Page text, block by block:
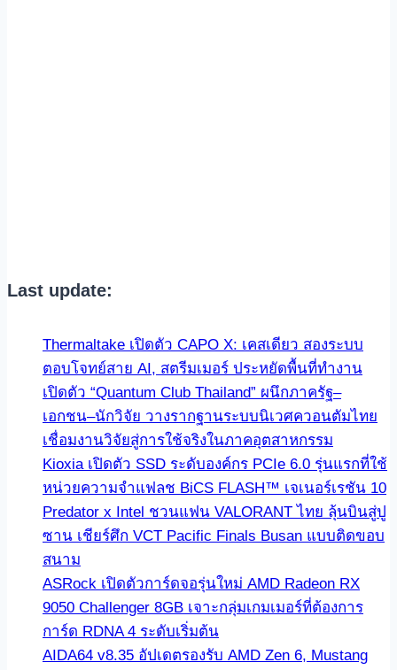
Last update:
Thermaltake เปิดตัว CAPO X: เคสเดียว สองระบบ
ตอบโจทย์สาย AI, สตรีมเมอร์ ประหยัดพื้นที่ทำงาน
เปิดตัว “Quantum Club Thailand” ผนึกภาครัฐ–
เอกชน–นักวิจัย วางรากฐานระบบนิเวศควอนตัมไทย
เชื่อมงานวิจัยสู่การใช้จริงในภาคอุตสาหกรรม
Kioxia เปิดตัว SSD ระดับองค์กร PCIe 6.0 รุ่นแรกที่ใช้
หน่วยความจำแฟลช BiCS FLASH™ เจเนอร์เรชัน 10
Predator x Intel ชวนแฟน VALORANT ไทย ลุ้นบินสู่ปู
ซาน เชียร์ศึก VCT Pacific Finals Busan แบบติดขอบ
สนาม
ASRock เปิดตัวการ์ดจอรุ่นใหม่ AMD Radeon RX
9050 Challenger 8GB เจาะกลุ่มเกมเมอร์ที่ต้องการ
การ์ด RDNA 4 ระดับเริ่มต้น
AIDA64 v8.35 อัปเดตรองรับ AMD Zen 6, Mustang